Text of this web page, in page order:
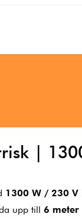
|
1300 W / 230 V
upp till 6 meter